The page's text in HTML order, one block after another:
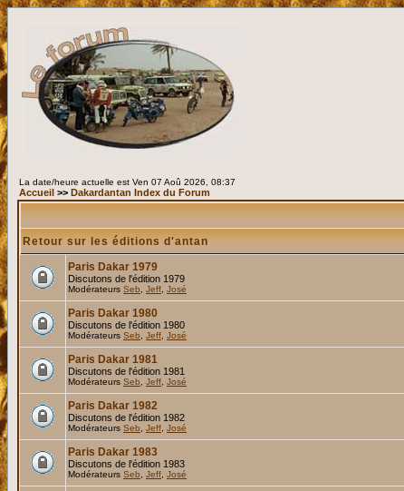
La date/heure actuelle est Ven 07 Aoû 2026, 08:37
Accueil >> Dakardantan Index du Forum
Retour sur les éditions d'antan
Paris Dakar 1979
Discutons de l'édition 1979
Modérateurs Seb Jeff José
Paris Dakar 1980
Discutons de l'édition 1980
Modérateurs Seb Jeff José
Paris Dakar 1981
Discutons de l'édition 1981
Modérateurs Seb Jeff José
Paris Dakar 1982
Discutons de l'édition 1982
Modérateurs Seb Jeff José
Paris Dakar 1983
Discutons de l'édition 1983
Modérateurs Seb Jeff José